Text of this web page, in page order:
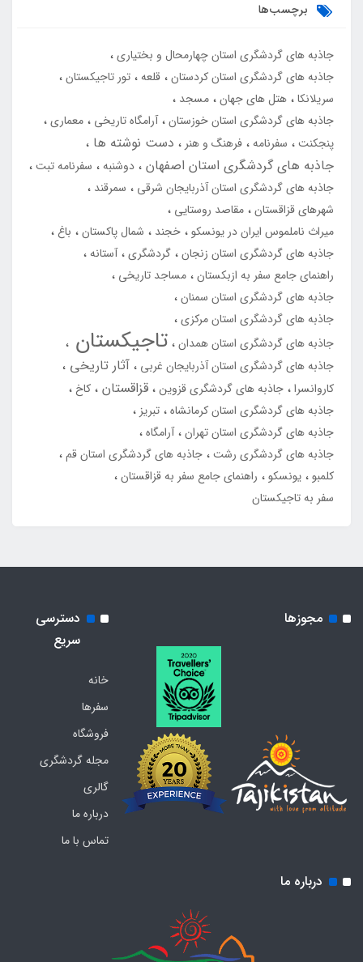
برچسب‌ها
جاذبه های گردشگری استان چهارمحال و بختیاری
جاذبه های گردشگری استان کردستان قلعه تور تاجیکستان
سریلانکا هتل های جهان مسجد
جاذبه های گردشگری استان خوزستان آرامگاه تاریخی
معماری
پنجکنت
سفرنامه فرهنگ و هنر
دست نوشته ها
جاذبه های گردشگری استان اصفهان
دوشنبه
سفرنامه تبت
جاذبه های گردشگری استان آذربایجان شرقی
سمرقند
شهرهای قزاقستان مقاصد روستایی
میراث ناملموس ایران در یونسکو خجند شمال پاکستان
باغ
جاذبه های گردشگری استان زنجان گردشگری آستانه
راهنمای جامع سفر به ازبکستان مساجد تاریخی
جاذبه های گردشگری استان سمنان
جاذبه های گردشگری استان مرکزی
جاذبه های گردشگری استان همدان تاجیکستان
جاذبه های گردشگری استان آذربایجان غربی آثار تاریخی
کاروانسرا جاذبه های گردشگری قزوین قزاقستان
کاخ
جاذبه های گردشگری استان کرمانشاه تبریز
جاذبه های گردشگری استان تهران آرامگاه
جاذبه های گردشگری رشت جاذبه های گردشگری استان قم
کلمبو یونسکو
راهنمای جامع سفر به قزاقستان
سفر به تاجیکستان
مجوزها
دسترسی
سریع
خانه
سفرها
فروشگاه
مجله گردشگری
گالری
درباره ما
تماس با ما
درباره ما